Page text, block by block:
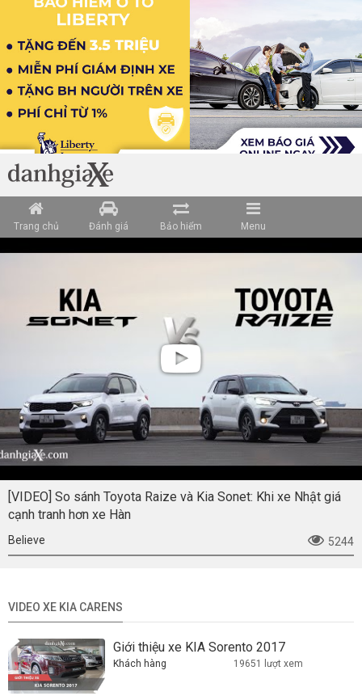
Trang chủ Đánh giá Bảo hiểm Menu
[VIDEO] So sánh Toyota Raize và Kia Sonet: Khi xe Nhật giá
cạnh tranh hơn xe Hàn
Believe 5244
VIDEO XE KIA CARENS
Giới thiệu xe KIA Sorento 2017
Khách hàng 19651 lượt xem